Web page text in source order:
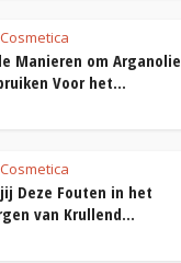
Manieren om Arganolie
Voor het...
Deze Fouten in het
van Krullend...